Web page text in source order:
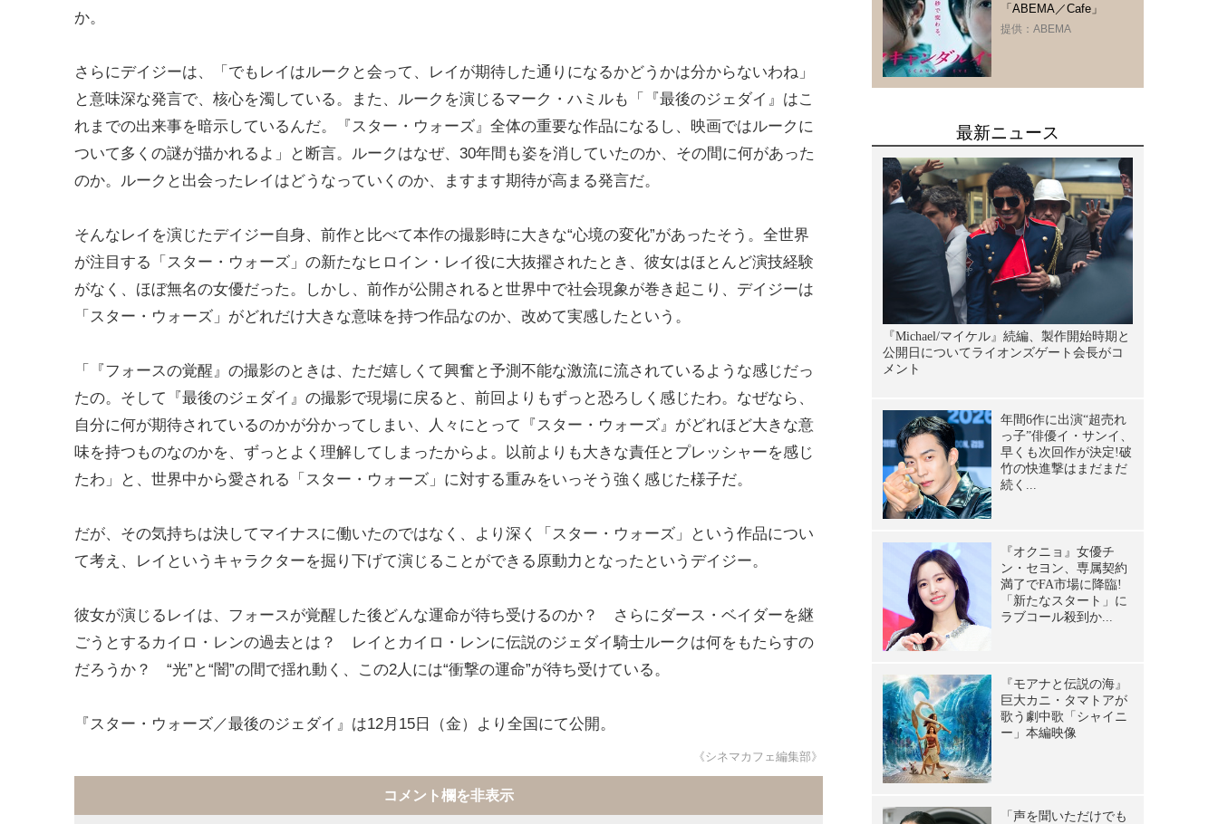
か。
さらにデイジーは、「でもレイはルークと会って、レイが期待した通りになるかどうかは分からないわね」
と意味深な発言で、核心を濁している。また、ルークを演じるマーク・ハミルも「『最後のジェダイ』はこ
れまでの出来事を暗示しているんだ。『スター・ウォーズ』全体の重要な作品になるし、映画ではルークに
ついて多くの謎が描かれるよ」と断言。ルークはなぜ、30年間も姿を消していたのか、その間に何があった
のか。ルークと出会ったレイはどうなっていくのか、ますます期待が高まる発言だ。
そんなレイを演じたデイジー自身、前作と比べて本作の撮影時に大きな“心境の変化”があったそう。全世界
が注目する「スター・ウォーズ」の新たなヒロイン・レイ役に大抜擢されたとき、彼女はほとんど演技経験
がなく、ほぼ無名の女優だった。しかし、前作が公開されると世界中で社会現象が巻き起こり、デイジーは
「スター・ウォーズ」がどれだけ大きな意味を持つ作品なのか、改めて実感したという。
「『フォースの覚醒』の撮影のときは、ただ嬉しくて興奮と予測不能な激流に流されているような感じだっ
たの。そして『最後のジェダイ』の撮影で現場に戻ると、前回よりもずっと恐ろしく感じたわ。なぜなら、
自分に何が期待されているのかが分かってしまい、人々にとって『スター・ウォーズ』がどれほど大きな意
味を持つものなのかを、ずっとよく理解してしまったからよ。以前よりも大きな責任とプレッシャーを感じ
たわ」と、世界中から愛される「スター・ウォーズ」に対する重みをいっそう強く感じた様子だ。
だが、その気持ちは決してマイナスに働いたのではなく、より深く「スター・ウォーズ」という作品につい
て考え、レイというキャラクターを掘り下げて演じることができる原動力となったというデイジー。
彼女が演じるレイは、フォースが覚醒した後どんな運命が待ち受けるのか？ さらにダース・ベイダーを継
ごうとするカイロ・レンの過去とは？ レイとカイロ・レンに伝説のジェダイ騎士ルークは何をもたらすの
だろうか？ “光”と“闇”の間で揺れ動く、この2人には“衝撃の運命”が待ち受けている。
『スター・ウォーズ／最後のジェダイ』は12月15日（金）より全国にて公開。
《シネマカフェ編集部》
コメント欄を非表示
「ABEMA／Cafe」
提供：ABEMA